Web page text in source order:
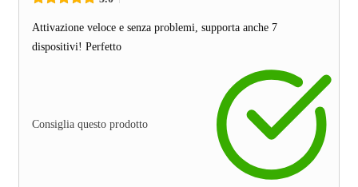
Attivazione veloce e senza problemi, supporta anche 7
dispositivi! Perfetto
Consiglia questo prodotto